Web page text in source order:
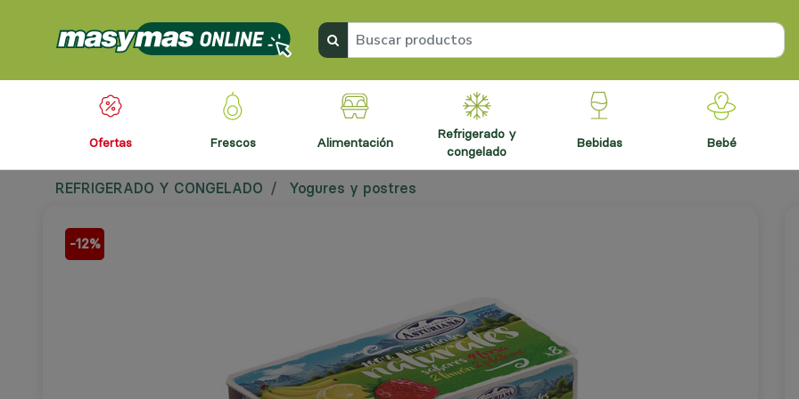
ofertas frescos alimentación
refrigerado y
congelado
bebidas bebé
REFRIGERADO Y CONGELADO Yogures y postres
-12%